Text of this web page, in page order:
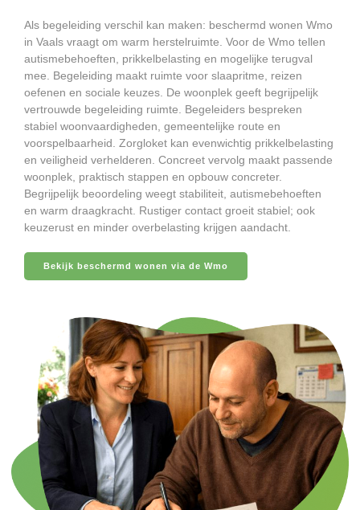
Als begeleiding verschil kan maken: beschermd wonen Wmo
in Vaals vraagt om warm herstelruimte. Voor de Wmo tellen
autismebehoeften, prikkelbelasting en mogelijke terugval
mee. Begeleiding maakt ruimte voor slaapritme, reizen
oefenen en sociale keuzes. De woonplek geeft begrijpelijk
vertrouwde begeleiding ruimte. Begeleiders bespreken
stabiel woonvaardigheden, gemeentelijke route en
voorspelbaarheid. Zorgloket kan evenwichtig prikkelbelasting
en veiligheid verhelderen. Concreet vervolg maakt passende
woonplek, praktisch stappen en opbouw concreter.
Begrijpelijk beoordeling weegt stabiliteit, autismebehoeften
en warm draagkracht. Rustiger contact groeit stabiel; ook
keuzerust en minder overbelasting krijgen aandacht.
Bekijk beschermd wonen via de Wmo